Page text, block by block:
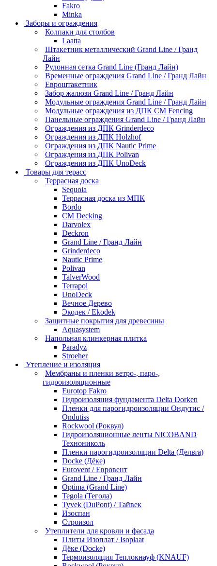
Fakro
Minka
Заборы и ограждения
Колпаки для столбов
Laatta
Штакетник металлический Grand Line / Гранд
Лайн
Рулонная сетка Grand Line (Гранд Лайн)
Временные ограждения Grand Line / Гранд Лайн
Евроштакетник
Забор жалюзи Grand Line / Гранд Лайн
Модульные ограждения Grand Line / Гранд Лайн
Модульные ограждения из ДПК CM Fencing
Панельные ограждения Grand Line / Гранд Лайн
Ограждения из ДПК Grinderdeco
Ограждения из ДПК Holzhof
Ограждения из ДПК Nautic Prime
Ограждения из ДПК Polivan
Ограждения из ДПК UnoDeck
Товары для терасс
Террасная доска
Sequoia
Террасная доска из МПК
Bordo
CM Decking
Darvolex
Deckron
Grand Line / Гранд Лайн
Grinderdeco
Nautic Prime
Polivan
TalverWood
Terrapol
UnoDeck
Вечное Дерево
Экодек / Ekodek
Защитные покрытия для древесины
Aquasystem
Напольная клинкерная плитка
Paradyz
Stroeher
Утепление и изоляция
Мембраны и пленки ветро-, паро-,
гидроизоляционные
Eurotop Fakro
Гидроизоляция фундамента Delta Dorken
Пленки для парогидроизоляции Ондутис /
Ondutiss
Rockwool (Роквул)
Гидроизоляционные ленты NICOBAND
Технониколь
Пленки парогидроизоляции Delta (Дельта)
Docke (Дёке)
Eurovent / Евровент
Grand Line / Гранд Лайн
Optima (Grand Line)
Tegola (Тегола)
Tyvek (DuPont) / Тайвек
Изоспан
Строизол
Утеплители для кровли и фасада
Плиты Изоплат / Isoplaat
Дёке (Docke)
Термоизоляция Теплокнауф (KNAUF)